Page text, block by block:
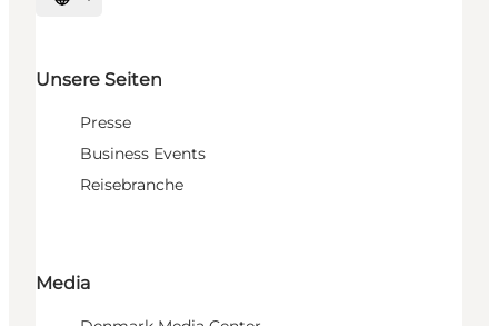
Sprache auswählen
Unsere Seiten
Presse
Business Events
Reisebranche
Media